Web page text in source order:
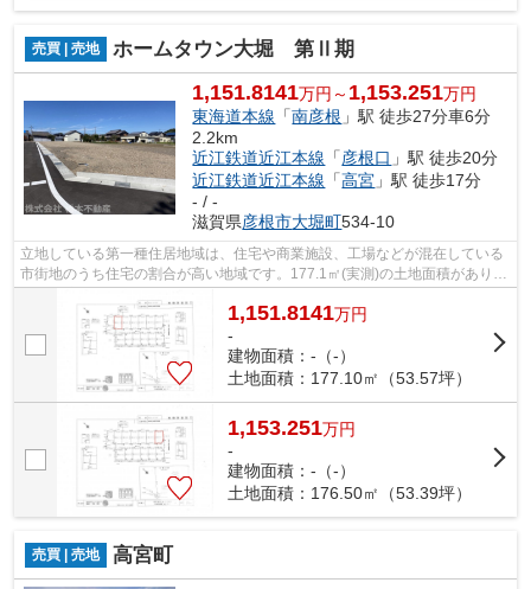
売買 | 売地 ホームタウン大堀 第Ⅱ期
1,151.8141万円～ 1,153.251万円
東海道本線 「南彦根 」駅 徒歩27分車6分
2.2km
近江鉄道近江本線 「彦根口 」駅 徒歩20分
近江鉄道近江本線 「高宮 」駅 徒歩17分
- / -
滋賀県彦根市大堀町534-10
立地している第一種住居地域は、住宅や商業施設、工場などが混在している
市街地のうち住宅の割合が高い地域です。177.1㎡(実測)の土地面積がありま
1,151.8141万円
-
建物面積：-（-）
土地面積：177.10㎡（53.57坪）
1,153.251万円
-
建物面積：-（-）
土地面積：176.50㎡（53.39坪）
売買 | 売地 高宮町